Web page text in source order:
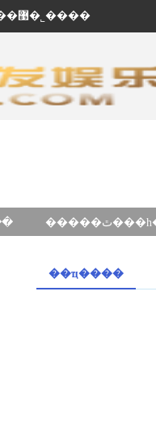
��ӭ���ʽ������ֽ��輯�����޹�˾����
��ҵ����